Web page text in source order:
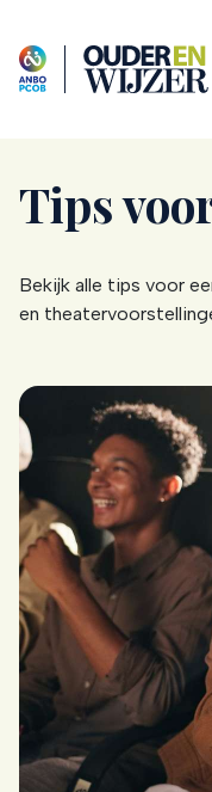
Tips
Bekijk alle tips voor
en